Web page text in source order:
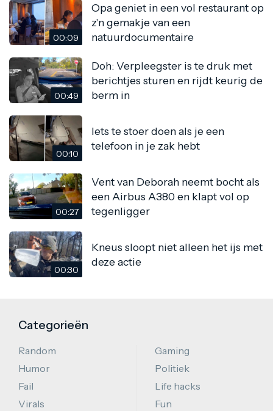
00:09
Opa geniet in een vol restaurant op
z'n gemakje van een
natuurdocumentaire
00:49
Doh: Verpleegster is te druk met
berichtjes sturen en rijdt keurig de
berm in
00:10
Iets te stoer doen als je een
telefoon in je zak hebt
00:27
Vent van Deborah neemt bocht als
een Airbus A380 en klapt vol op
tegenligger
00:30
Kneus sloopt niet alleen het ijs met
deze actie
Categorieën
Random
Humor
Fail
Virals
Gaming
Politiek
Life hacks
Fun